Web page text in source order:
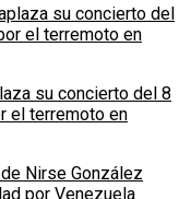
su concierto del 8
el terremoto en